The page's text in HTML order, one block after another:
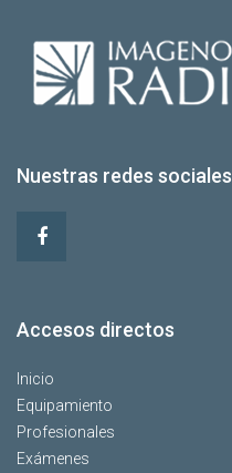
Nuestras redes sociales
Accesos directos
Inicio
Equipamiento
Profesionales
Exámenes